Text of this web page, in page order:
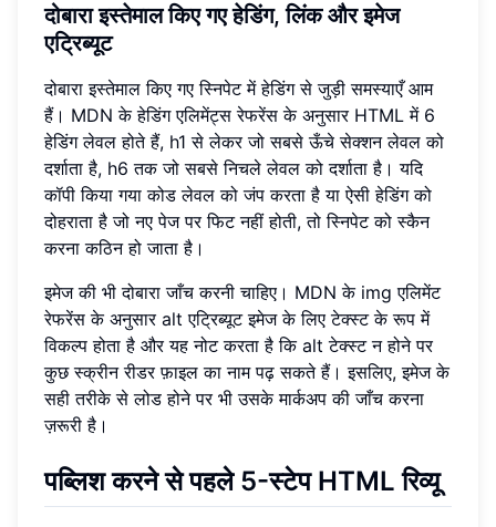
दोबारा इस्तेमाल किए गए हेडिंग, लिंक और इमेज
एट्रिब्यूट
दोबारा इस्तेमाल किए गए स्निपेट में हेडिंग से जुड़ी समस्याएँ आम
हैं। MDN के हेडिंग एलिमेंट्स रेफरेंस के अनुसार HTML में 6
हेडिंग लेवल होते हैं, h1 से लेकर जो सबसे ऊँचे सेक्शन लेवल को
दर्शाता है, h6 तक जो सबसे निचले लेवल को दर्शाता है। यदि
कॉपी किया गया कोड लेवल को जंप करता है या ऐसी हेडिंग को
दोहराता है जो नए पेज पर फिट नहीं होती, तो स्निपेट को स्कैन
करना कठिन हो जाता है।
इमेज की भी दोबारा जाँच करनी चाहिए। MDN के img एलिमेंट
रेफरेंस के अनुसार alt एट्रिब्यूट इमेज के लिए टेक्स्ट के रूप में
विकल्प होता है और यह नोट करता है कि alt टेक्स्ट न होने पर
कुछ स्क्रीन रीडर फ़ाइल का नाम पढ़ सकते हैं। इसलिए, इमेज के
सही तरीके से लोड होने पर भी उसके मार्कअप की जाँच करना
ज़रूरी है।
पब्लिश करने से पहले 5-स्टेप HTML रिव्यू